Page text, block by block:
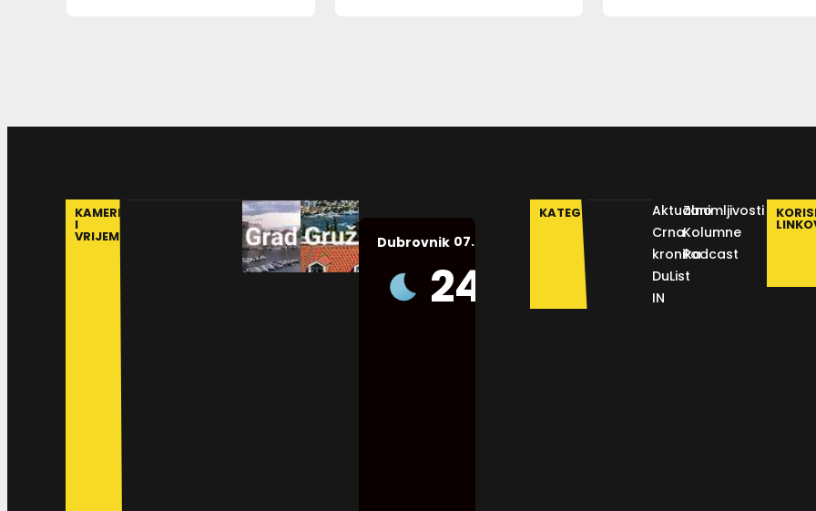
KAMERE
I
VRIJEME Dubrovnik 07.08.2026.
24
Humidity:
KATEGORIJE
Aktualno
Crna
kronika
DuList
IN
Zanimljivosti
Kolumne
Podcast